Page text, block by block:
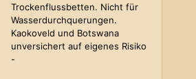
Trockenflussbetten. Nicht für
Wasserdurchquerungen.
Kaokoveld und Botswana
unversichert auf eigenes Risiko
-